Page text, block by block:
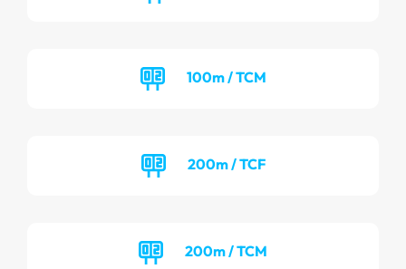
100m / TCM
200m / TCF
200m / TCM